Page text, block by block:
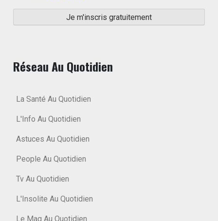
Réseau Au Quotidien
La Santé Au Quotidien
L'Info Au Quotidien
Astuces Au Quotidien
People Au Quotidien
Tv Au Quotidien
L'Insolite Au Quotidien
Le Mag Au Quotidien